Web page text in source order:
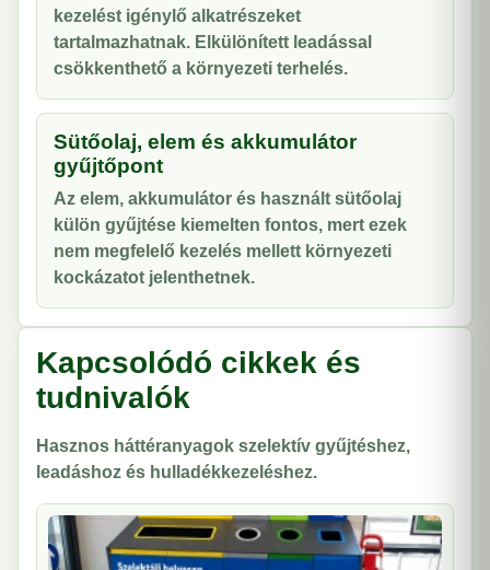
kezelést igénylő alkatrészeket
tartalmazhatnak. Elkülönített leadással
csökkenthető a környezeti terhelés.
Sütőolaj, elem és akkumulátor
gyűjtőpont
Az elem, akkumulátor és használt sütőolaj
külön gyűjtése kiemelten fontos, mert ezek
nem megfelelő kezelés mellett környezeti
kockázatot jelenthetnek.
Kapcsolódó cikkek és
tudnivalók
Hasznos háttéranyagok szelektív gyűjtéshez,
leadáshoz és hulladékkezeléshez.